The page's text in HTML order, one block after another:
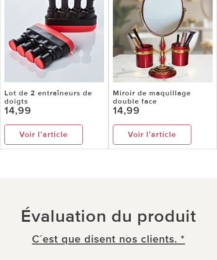
Lot de 2 entraîneurs de
doigts
14,99
Voir l’article
Miroir de maquillage
double face
14,99
Voir l’article
Évaluation du produit
C´est que disent nos clients. *